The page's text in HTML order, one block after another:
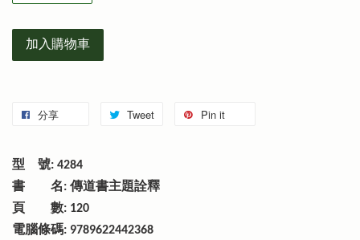
加入購物車
分享 Tweet Pin it
型 號: 4284
書 名: 傳道書主題詮釋
頁 數: 120
電腦條碼: 9789622442368